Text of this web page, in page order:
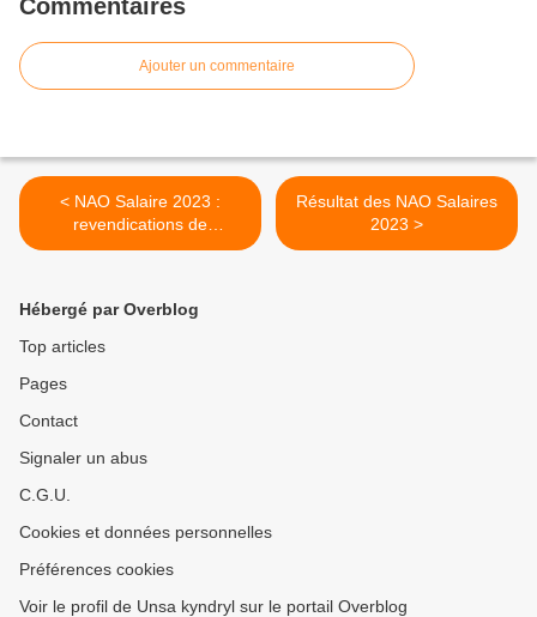
Commentaires
Ajouter un commentaire
< NAO Salaire 2023 :
revendications de
l'Intersyndicale Kyndryl
Résultat des NAO Salaires
2023 >
Hébergé par Overblog
Top articles
Pages
Contact
Signaler un abus
C.G.U.
Cookies et données personnelles
Préférences cookies
Voir le profil de Unsa kyndryl sur le portail Overblog